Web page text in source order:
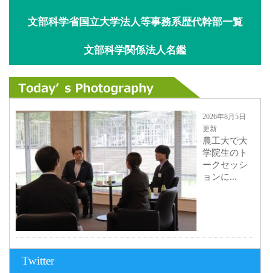
文部科学省国立大学法人等事務系歴代幹部一覧
文部科学関係法人名鑑
2026年8月5日
更新
農工大で大
学院生のト
ークセッシ
ョンに...
Twitter